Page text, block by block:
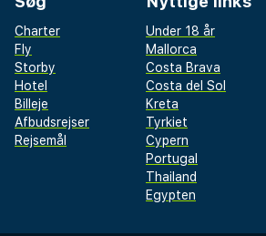
Charter
Fly
Storby
Hotel
Billeje
Afbudsrejser
Rejsemål
Under 18 år
Mallorca
Costa Brava
Costa del Sol
Kreta
Tyrkiet
Cypern
Portugal
Thailand
Egypten